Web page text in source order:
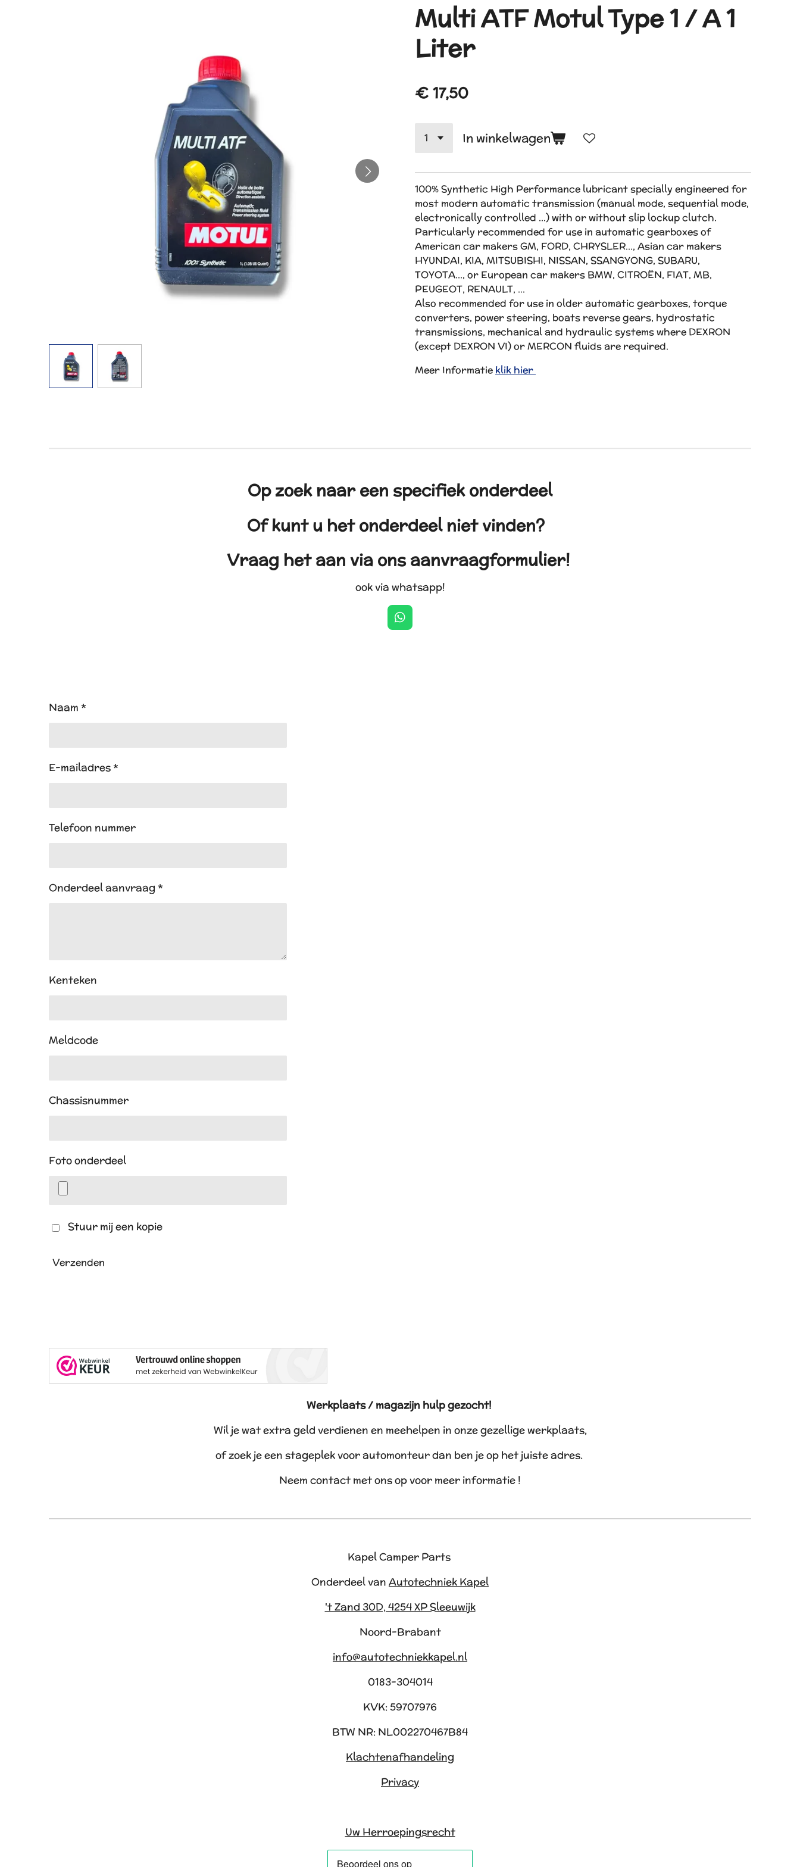
Multi ATF Motul Type 1 / A 1
Liter
€ 17,50
In winkelwagen
100% Synthetic High Performance lubricant specially engineered for
most modern automatic transmission (manual mode, sequential mode,
electronically controlled …) with or without slip lockup clutch.
Particularly recommended for use in automatic gearboxes of
American car makers GM, FORD, CHRYSLER…, Asian car makers
HYUNDAI, KIA, MITSUBISHI, NISSAN, SSANGYONG, SUBARU,
TOYOTA..., or European car makers BMW, CITROËN, FIAT, MB,
PEUGEOT, RENAULT, …
Also recommended for use in older automatic gearboxes, torque
converters, power steering, boats reverse gears, hydrostatic
transmissions, mechanical and hydraulic systems where DEXRON
(except DEXRON VI) or MERCON fluids are required.
Meer Informatie klik hier
Op zoek naar een specifiek onderdeel
Of kunt u het onderdeel niet vinden?
Vraag het aan via ons aanvraagformulier!
ook via whatsapp!
W
h
Naam *
E-mailadres *
Telefoon nummer
Onderdeel aanvraag *
Kenteken
Meldcode
Chassisnummer
Foto onderdeel
Stuur mij een kopie
Verzenden
Werkplaats / magazijn hulp gezocht!
Wil je wat extra geld verdienen en meehelpen in onze gezellige werkplaats,
of zoek je een stageplek voor automonteur dan ben je op het juiste adres.
Neem contact met ons op voor meer informatie !
Kapel Camper Parts
Onderdeel van Autotechniek Kapel
't Zand 30D, 4254 XP Sleeuwijk
Noord-Brabant
info@autotechniekkapel.nl
0183-304014
KVK: 59707976
BTW NR: NL002270467B84
Klachtenafhandeling
Privacy
Uw Herroepingsrecht